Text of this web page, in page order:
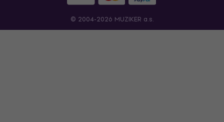
© 2004-2026 MUZIKER a.s.